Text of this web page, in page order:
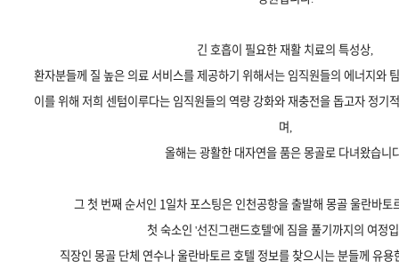
긴 호흡이 필요한 재활 치료의 특성상,
환자분들께 질 높은 의료 서비스를 제공하기 위해서는 임직원들의 에너지와
이를 위해 저희 센텀이루다는 임직원들의 역량 강화와 재충전을 돕고자 정기
며,
올해는 광활한 대자연을 품은 몽골로 다녀왔습니
그 첫 번째 순서인 1일차 포스팅은 인천공항을 출발해 몽골 울란바토
첫 숙소인 '선진그랜드호텔'에 짐을 풀기까지의 여정
직장인 몽골 단체 연수나 울란바토르 호텔 정보를 찾으시는 분들께 유용